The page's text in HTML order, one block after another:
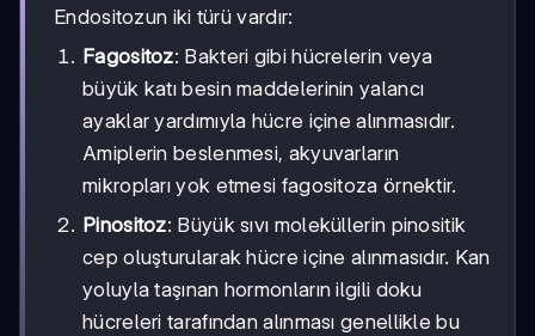
Endositozun iki türü vardır:
Fagositoz: Bakteri gibi hücrelerin veya
büyük katı besin maddelerinin yalancı
ayaklar yardımıyla hücre içine alınmasıdır.
Amiplerin beslenmesi, akyuvarların
mikropları yok etmesi fagositoza örnektir.
Pinositoz: Büyük sıvı moleküllerin pinositik
cep oluşturularak hücre içine alınmasıdır. Kan
yoluyla taşınan hormonların ilgili doku
hücreleri tarafından alınması genellikle bu